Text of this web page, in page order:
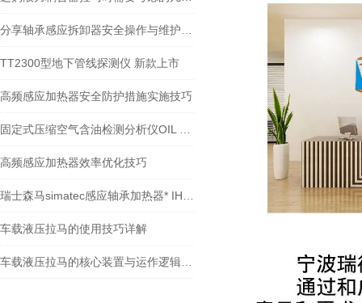
TT2300型地下管线探测仪 新款上市
高频感应加热器安全防护措施实施技巧
高频感应加热器效率优化技巧
车载液压拉马的使用技巧详解